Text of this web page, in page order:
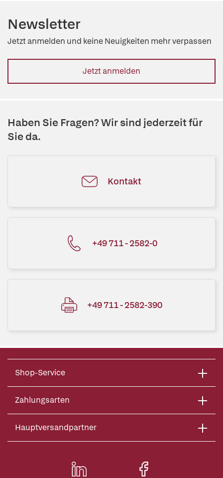
Newsletter
Jetzt anmelden und keine Neuigkeiten mehr verpassen
Jetzt anmelden
Haben Sie Fragen? Wir sind jederzeit für
Sie da.
Kontakt
+49 711 - 2582-0
+49 711 - 2582-390
Shop-Service
Zahlungsarten
Hauptversandpartner